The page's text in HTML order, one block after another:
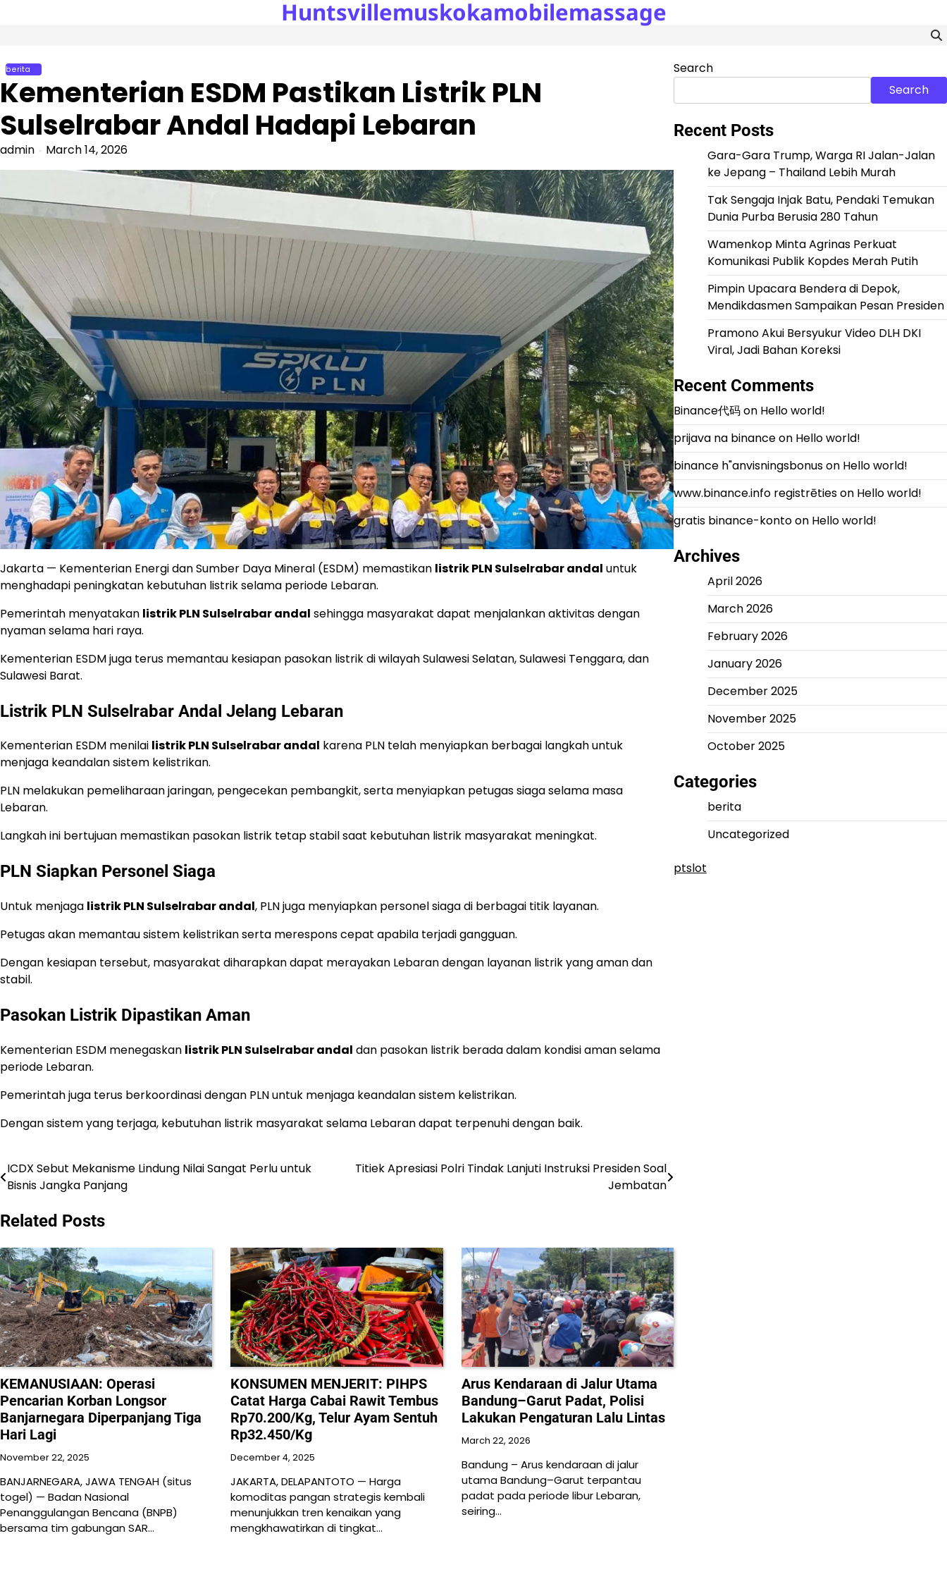
Huntsvillemuskokamobilemassage
berita
Kementerian ESDM Pastikan Listrik PLN
Sulselrabar Andal Hadapi Lebaran
admin March 14, 2026
Jakarta — Kementerian Energi dan Sumber Daya Mineral (ESDM) memastikan listrik PLN Sulselrabar andal untuk
menghadapi peningkatan kebutuhan listrik selama periode Lebaran.
Pemerintah menyatakan listrik PLN Sulselrabar andal sehingga masyarakat dapat menjalankan aktivitas dengan
nyaman selama hari raya.
Kementerian ESDM juga terus memantau kesiapan pasokan listrik di wilayah Sulawesi Selatan, Sulawesi Tenggara, dan
Sulawesi Barat.
Listrik PLN Sulselrabar Andal Jelang Lebaran
Kementerian ESDM menilai listrik PLN Sulselrabar andal karena PLN telah menyiapkan berbagai langkah untuk
menjaga keandalan sistem kelistrikan.
PLN melakukan pemeliharaan jaringan, pengecekan pembangkit, serta menyiapkan petugas siaga selama masa
Lebaran.
Langkah ini bertujuan memastikan pasokan listrik tetap stabil saat kebutuhan listrik masyarakat meningkat.
PLN Siapkan Personel Siaga
Untuk menjaga listrik PLN Sulselrabar andal, PLN juga menyiapkan personel siaga di berbagai titik layanan.
Petugas akan memantau sistem kelistrikan serta merespons cepat apabila terjadi gangguan.
Dengan kesiapan tersebut, masyarakat diharapkan dapat merayakan Lebaran dengan layanan listrik yang aman dan
stabil.
Pasokan Listrik Dipastikan Aman
Kementerian ESDM menegaskan listrik PLN Sulselrabar andal dan pasokan listrik berada dalam kondisi aman selama
periode Lebaran.
Pemerintah juga terus berkoordinasi dengan PLN untuk menjaga keandalan sistem kelistrikan.
Dengan sistem yang terjaga, kebutuhan listrik masyarakat selama Lebaran dapat terpenuhi dengan baik.
Post
navigation
ICDX Sebut Mekanisme Lindung Nilai Sangat Perlu untuk
Bisnis Jangka Panjang
Titiek Apresiasi Polri Tindak Lanjuti Instruksi Presiden Soal
Jembatan
Related Posts
KEMANUSIAAN: Operasi
Pencarian Korban Longsor
Banjarnegara Diperpanjang Tiga
Hari Lagi
November 22, 2025
BANJARNEGARA, JAWA TENGAH (situs
togel) — Badan Nasional
Penanggulangan Bencana (BNPB)
bersama tim gabungan SAR…
KONSUMEN MENJERIT: PIHPS
Catat Harga Cabai Rawit Tembus
Rp70.200/Kg, Telur Ayam Sentuh
Rp32.450/Kg
December 4, 2025
JAKARTA, DELAPANTOTO — Harga
komoditas pangan strategis kembali
menunjukkan tren kenaikan yang
mengkhawatirkan di tingkat…
Arus Kendaraan di Jalur Utama
Bandung–Garut Padat, Polisi
Lakukan Pengaturan Lalu Lintas
March 22, 2026
Bandung – Arus kendaraan di jalur
utama Bandung–Garut terpantau
padat pada periode libur Lebaran,
seiring…
Search
Search
Recent Posts
Gara-Gara Trump, Warga RI Jalan-Jalan
ke Jepang – Thailand Lebih Murah
Tak Sengaja Injak Batu, Pendaki Temukan
Dunia Purba Berusia 280 Tahun
Wamenkop Minta Agrinas Perkuat
Komunikasi Publik Kopdes Merah Putih
Pimpin Upacara Bendera di Depok,
Mendikdasmen Sampaikan Pesan Presiden
Pramono Akui Bersyukur Video DLH DKI
Viral, Jadi Bahan Koreksi
Recent Comments
Binance代码on Hello world!
prijava na binanceon Hello world!
binance h"anvisningsbonuson Hello world!
www.binance.info registrētieson Hello world!
gratis binance-kontoon Hello world!
Archives
April 2026
March 2026
February 2026
January 2026
December 2025
November 2025
October 2025
Categories
berita
Uncategorized
ptslot